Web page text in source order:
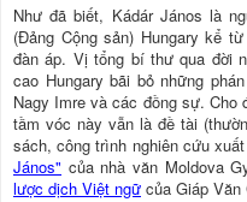
Như đã biết, Kádár János là
(Đảng Cộng sản) Hungary kể
đàn áp. Vị tổng bí thư qua đời
cao Hungary bãi bỏ những
Nagy Imre và các đồng sự. Cho
tầm vóc này vẫn là đề tài
sách, công trình nghiên cứu
János" của nhà văn Moldova
lược dịch Việt ngữ của Giáp Văn